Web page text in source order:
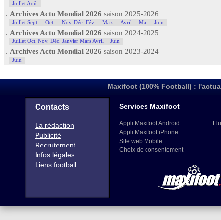
Juillet Août
. Archives Actu Mondial 2026 saison 2025-2026
Juillet Sept. Oct. Nov. Déc. Fév. Mars Avril Mai Juin
. Archives Actu Mondial 2026 saison 2024-2025
Juillet Oct. Nov. Déc. Janvier Mars Avril Juin
. Archives Actu Mondial 2026 saison 2023-2024
Juin
Maxifoot (100% Football) :
Contacts
La rédaction
Publicité
Recrutement
Infos légales
Liens football
Services Maxifoot
Appli Maxifoot Android
Appli Maxifoot iPhone
Site web Mobile
Choix de consentement